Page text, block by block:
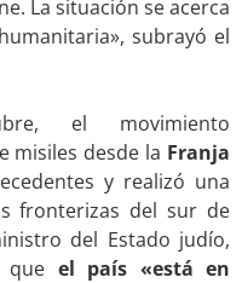
La situación se acerca
subrayó el
el movimiento
misiles desde la Franja
y realizó una
fronterizas del sur de
del Estado judío,
que el país «está en